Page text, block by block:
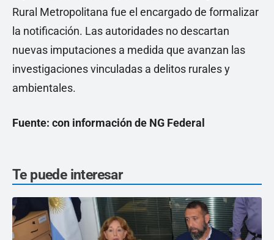
Rural Metropolitana fue el encargado de formalizar
la notificación. Las autoridades no descartan
nuevas imputaciones a medida que avanzan las
investigaciones vinculadas a delitos rurales y
ambientales.
Fuente: con información de NG Federal
Te puede interesar